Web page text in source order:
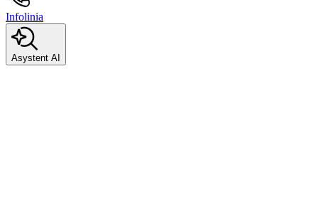
Infolinia
Asystent AI